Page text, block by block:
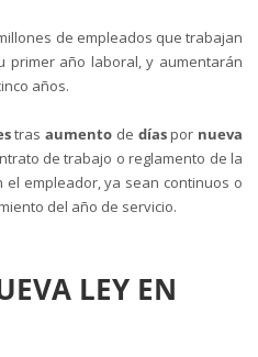
de empleados que trabajan
primer año laboral, y aumentarán
años.
tras aumento de díaspor nueva
de trabajo o reglamento de la
el empleador, ya sean continuos o
del año de servicio.
LEY EN